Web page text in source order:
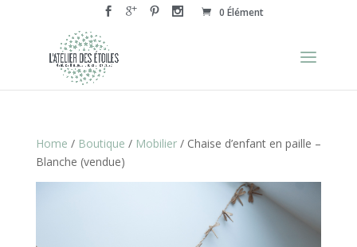
0 Élément
Home / Boutique / Mobilier/ Chaise d’enfant en paille –
Blanche (vendue)